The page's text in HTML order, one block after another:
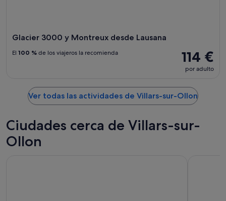
Glacier 3000 y Montreux desde Lausana
114 €
por adulto
El 100 % de los viajeros la recomienda
Ver todas las actividades de Villars-sur-Ollon
Ciudades cerca de Villars-sur-
Ollon